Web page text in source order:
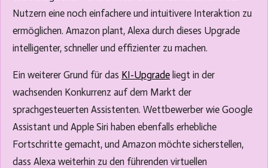
s
e
Nutzern eine noch einfachere und intuitivere Interaktion zu
ermöglichen. Amazon plant, Alexa durch dieses Upgrade
intelligenter, schneller und effizienter zu machen.
Ein weiterer Grund für das KI-Upgrade liegt in der
wachsenden Konkurrenz auf dem Markt der
sprachgesteuerten Assistenten. Wettbewerber wie Google
Assistant und Apple Siri haben ebenfalls erhebliche
Fortschritte gemacht, und Amazon möchte sicherstellen,
dass Alexa weiterhin zu den führenden virtuellen